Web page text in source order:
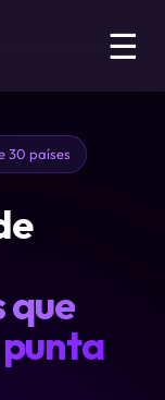
☰
30 países
que